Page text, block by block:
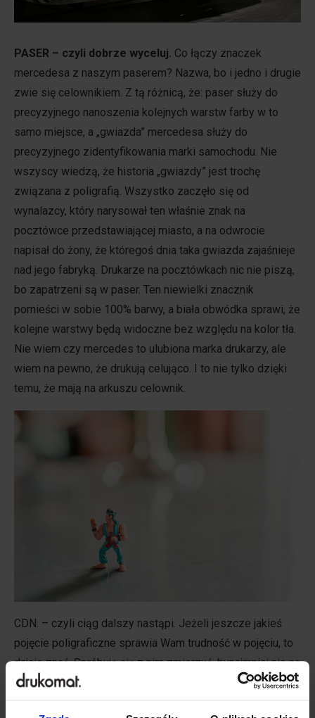
PASER – czyli dobrze wyceluj. Co łączy znaczek
mercedesa z naszym paserem? Nazwa, bo i jedno i drugie
zwie się celownikiem. Z tą różnicą, że: paser służy do
precyzyjnego nanoszenia kolejnych warstw farby w to
samo miejsce, a „gwiazda” mercedesa służy do
precyzyjnego zidentyfikowania marki samochodu. Nie
wszyscy wiedzą, że historia „gwiazdy” jest trochę
związana z poligrafią. Wszystko zaczęło się od
wynalazcy, który narysował ten właśnie znak na
pocztówce przedstawiającej miasto, a na odwrocie
napisał do żony, że któregoś dnia taka gwiazda zajaśnieje
nad jego fabryką. Drukarze na pocztówkach nic nie piszą,
bo zapatrzeni są w paser. Ten niewielki znacznik
pomieści w sobie 100% barwy, a biała obwódka sprawi, że
kolejne warstwy będą widoczne bez względu na kolor tła.
Nie wiem czy mercedes to ulubiona marka drukarzy, ale
wiem na pewno, że drukują celująco. I to nie tylko dzięki
temu, że mają na arkuszu celownik.
CDN. – czyli ciąg dalszy nastąpi. Jeżeli jeszcze jakieś
pojęcie poligraficzne sprawia Wam trudność w pojęciu, to
dajcie znać. Spróbuję się z nim zmierzyć, bynajmniej nie na
pięści, tylko na słowa. I na to macie moje słowo.
Źródła zdjęć: